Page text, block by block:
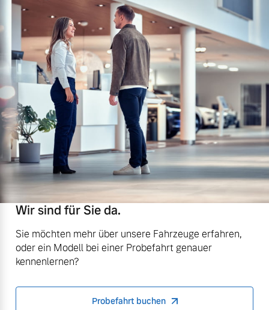
Wir sind für Sie da.
Sie möchten mehr über unsere Fahrzeuge erfahren,
oder ein Modell bei einer Probefahrt genauer
kennenlernen?
Probefahrt buchen